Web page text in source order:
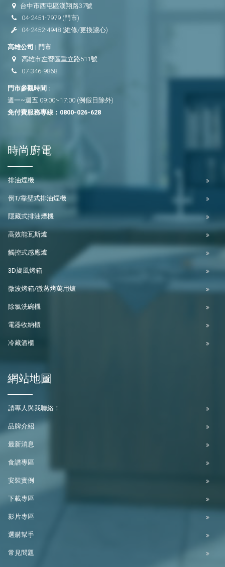
台中市西屯區漢翔路37號
04-2451-7979 (門市)
04-2452-4948 (維修/更換濾心)
高雄公司 | 門市
高雄市左營區重立路511號
07-346-9868
門市參觀時間 :
週一~週五 09:00~17:00 (例假日除外)
免付費服務專線： 0800-026-628
時尚廚電
排油煙機
倒T/靠壁式排油煙機
隱藏式排油煙機
高效能瓦斯爐
觸控式感應爐
3D旋風烤箱
微波烤箱/微蒸烤萬用爐
除氯洗碗機
電器收納櫃
冷藏酒櫃
網站地圖
請專人與我聯絡！
品牌介紹
最新消息
食譜專區
安裝實例
下載專區
影片專區
選購幫手
常見問題